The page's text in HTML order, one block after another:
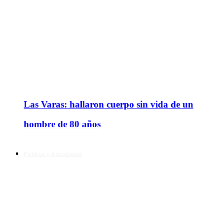
Las Varas: hallaron cuerpo sin vida de un
hombre de 80 años